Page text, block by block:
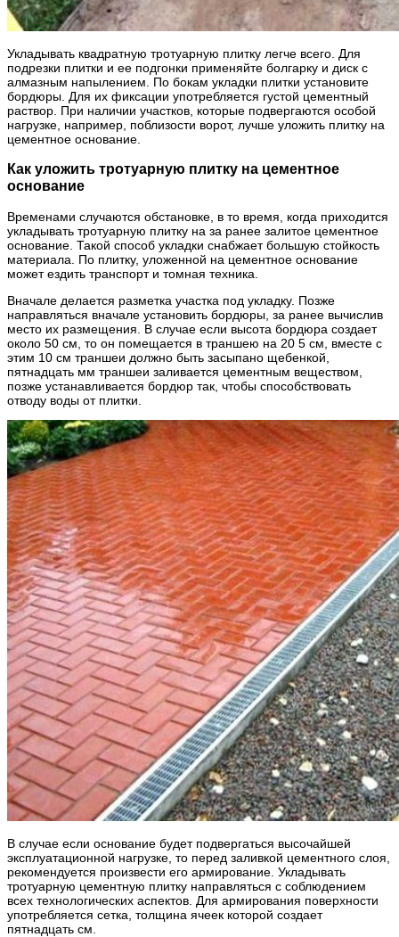
Укладывать квадратную тротуарную плитку легче всего. Для
подрезки плитки и ее подгонки применяйте болгарку и диск с
алмазным напылением. По бокам укладки плитки установите
бордюры. Для их фиксации употребляется густой цементный
раствор. При наличии участков, которые подвергаются особой
нагрузке, например, поблизости ворот, лучше уложить плитку на
цементное основание.
Как уложить тротуарную плитку на цементное
основание
Временами случаются обстановке, в то время, когда приходится
укладывать тротуарную плитку на за ранее залитое цементное
основание. Такой способ укладки снабжает большую стойкость
материала. По плитку, уложенной на цементное основание
может ездить транспорт и томная техника.
Вначале делается разметка участка под укладку. Позже
направляться вначале установить бордюры, за ранее вычислив
место их размещения. В случае если высота бордюра создает
около 50 см, то он помещается в траншею на 20 5 см, вместе с
этим 10 см траншеи должно быть засыпано щебенкой,
пятнадцать мм траншеи заливается цементным веществом,
позже устанавливается бордюр так, чтобы способствовать
отводу воды от плитки.
В случае если основание будет подвергаться высочайшей
эксплуатационной нагрузке, то перед заливкой цементного слоя,
рекомендуется произвести его армирование. Укладывать
тротуарную цементную плитку направляться с соблюдением
всех технологических аспектов. Для армирования поверхности
употребляется сетка, толщина ячеек которой создает
пятнадцать см.